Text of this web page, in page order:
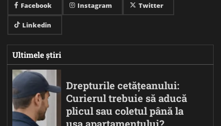
Facebook Instagram Twitter
Linkedin
Ultimele știri
Drepturile cetățeanului:
Curierul trebuie să aducă
plicul sau coletul până la